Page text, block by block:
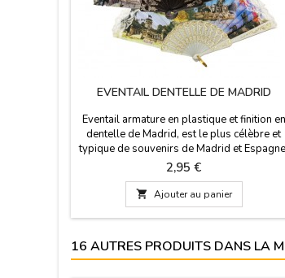
EVENTAIL DENTELLE DE MADRID
Eventail armature en plastique et finition en
dentelle de Madrid, est le plus célèbre et
typique de souvenirs de Madrid et
Disponible en différentes couleurs et de
motifs. Dimensions: Petit 24 cm longueur -
Médiane 24cm - Grand 30cm
Prix
2,95 €
 Ajouter au panier
16 AUTRES PRODUITS DANS LA